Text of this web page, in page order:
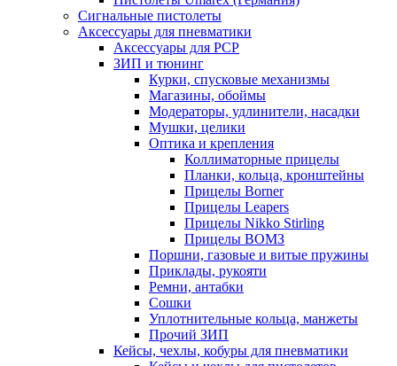
Сигнальные пистолеты
Аксессуары для пневматики
Аксессуары для PCP
ЗИП и тюнинг
Курки, спусковые механизмы
Магазины, обоймы
Модераторы, удлинители, насадки
Мушки, целики
Оптика и крепления
Коллиматорные прицелы
Планки, кольца, кронштейны
Прицелы Borner
Прицелы Leapers
Прицелы Nikko Stirling
Прицелы ВОМЗ
Поршни, газовые и витые пружины
Приклады, рукояти
Ремни, антабки
Сошки
Уплотнительные кольца, манжеты
Прочий ЗИП
Кейсы, чехлы, кобуры для пневматики